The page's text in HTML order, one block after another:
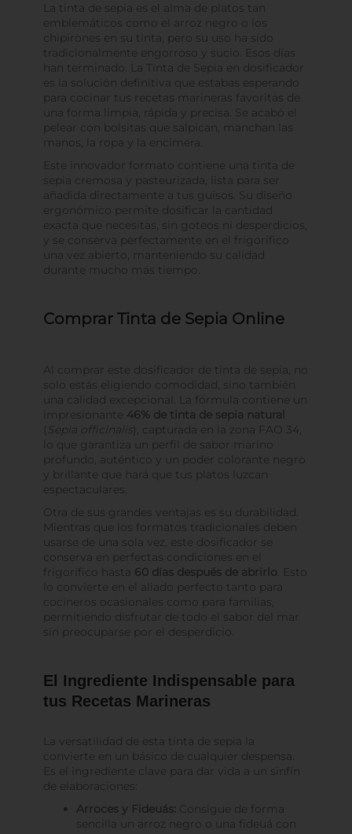
La tinta de sepia es el alma de platos tan
emblemáticos como el arroz negro o los
chipirones en su tinta, pero su uso ha sido
tradicionalmente engorroso y sucio. Esos días
han terminado. La Tinta de Sepia en dosificador
es la solución definitiva que estabas esperando
para cocinar tus recetas marineras favoritas de
una forma limpia, rápida y precisa. Se acabó el
pelear con bolsitas que salpican, manchan las
manos, la ropa y la encimera.
Este innovador formato contiene una tinta de
sepia cremosa y pasteurizada, lista para ser
añadida directamente a tus guisos. Su diseño
ergonómico permite dosificar la cantidad
exacta que necesitas, sin goteos ni desperdicios,
y se conserva perfectamente en el frigorífico
una vez abierto, manteniendo su calidad
durante mucho más tiempo.
Comprar Tinta de Sepia Online
Al comprar este dosificador de tinta de sepia, no
solo estás eligiendo comodidad, sino también
una calidad excepcional. La fórmula contiene un
impresionante 46% de tinta de sepia natural
Sepia officinalis ), capturada en la zona FAO 34,
lo que garantiza un perfil de sabor marino
profundo, auténtico y un poder colorante negro
y brillante que hará que tus platos luzcan
espectaculares.
Otra de sus grandes ventajas es su durabilidad.
Mientras que los formatos tradicionales deben
usarse de una sola vez, este dosificador se
conserva en perfectas condiciones en el
frigorífico hasta 60 días después de abrirlo. Esto
lo convierte en el aliado perfecto tanto para
cocineros ocasionales como para familias,
permitiendo disfrutar de todo el sabor del mar
sin preocuparse por el desperdicio.
El Ingrediente Indispensable para
tus Recetas Marineras
La versatilidad de esta tinta de sepia la
convierte en un básico de cualquier despensa.
Es el ingrediente clave para dar vida a un sinfín
de elaboraciones:
Arroces y Fideuás: Consigue de forma
sencilla un arroz negro o una fideuá con